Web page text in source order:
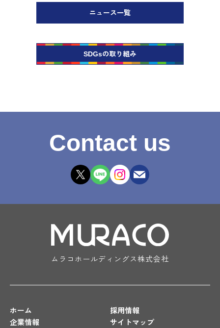
ニュース一覧
SDGsの取り組み
Contact us
ムラコホールディングス株式会社
ホーム
企業情報
採用情報
サイトマップ